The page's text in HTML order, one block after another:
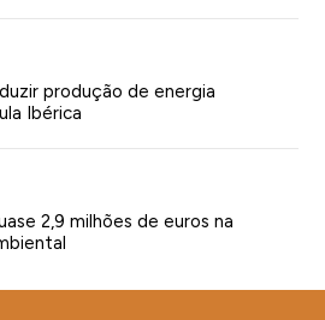
produção de energia
Ibérica
2,9 milhões de euros na